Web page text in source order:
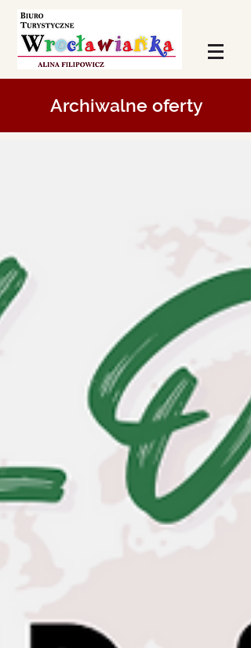
Archiwalne oferty